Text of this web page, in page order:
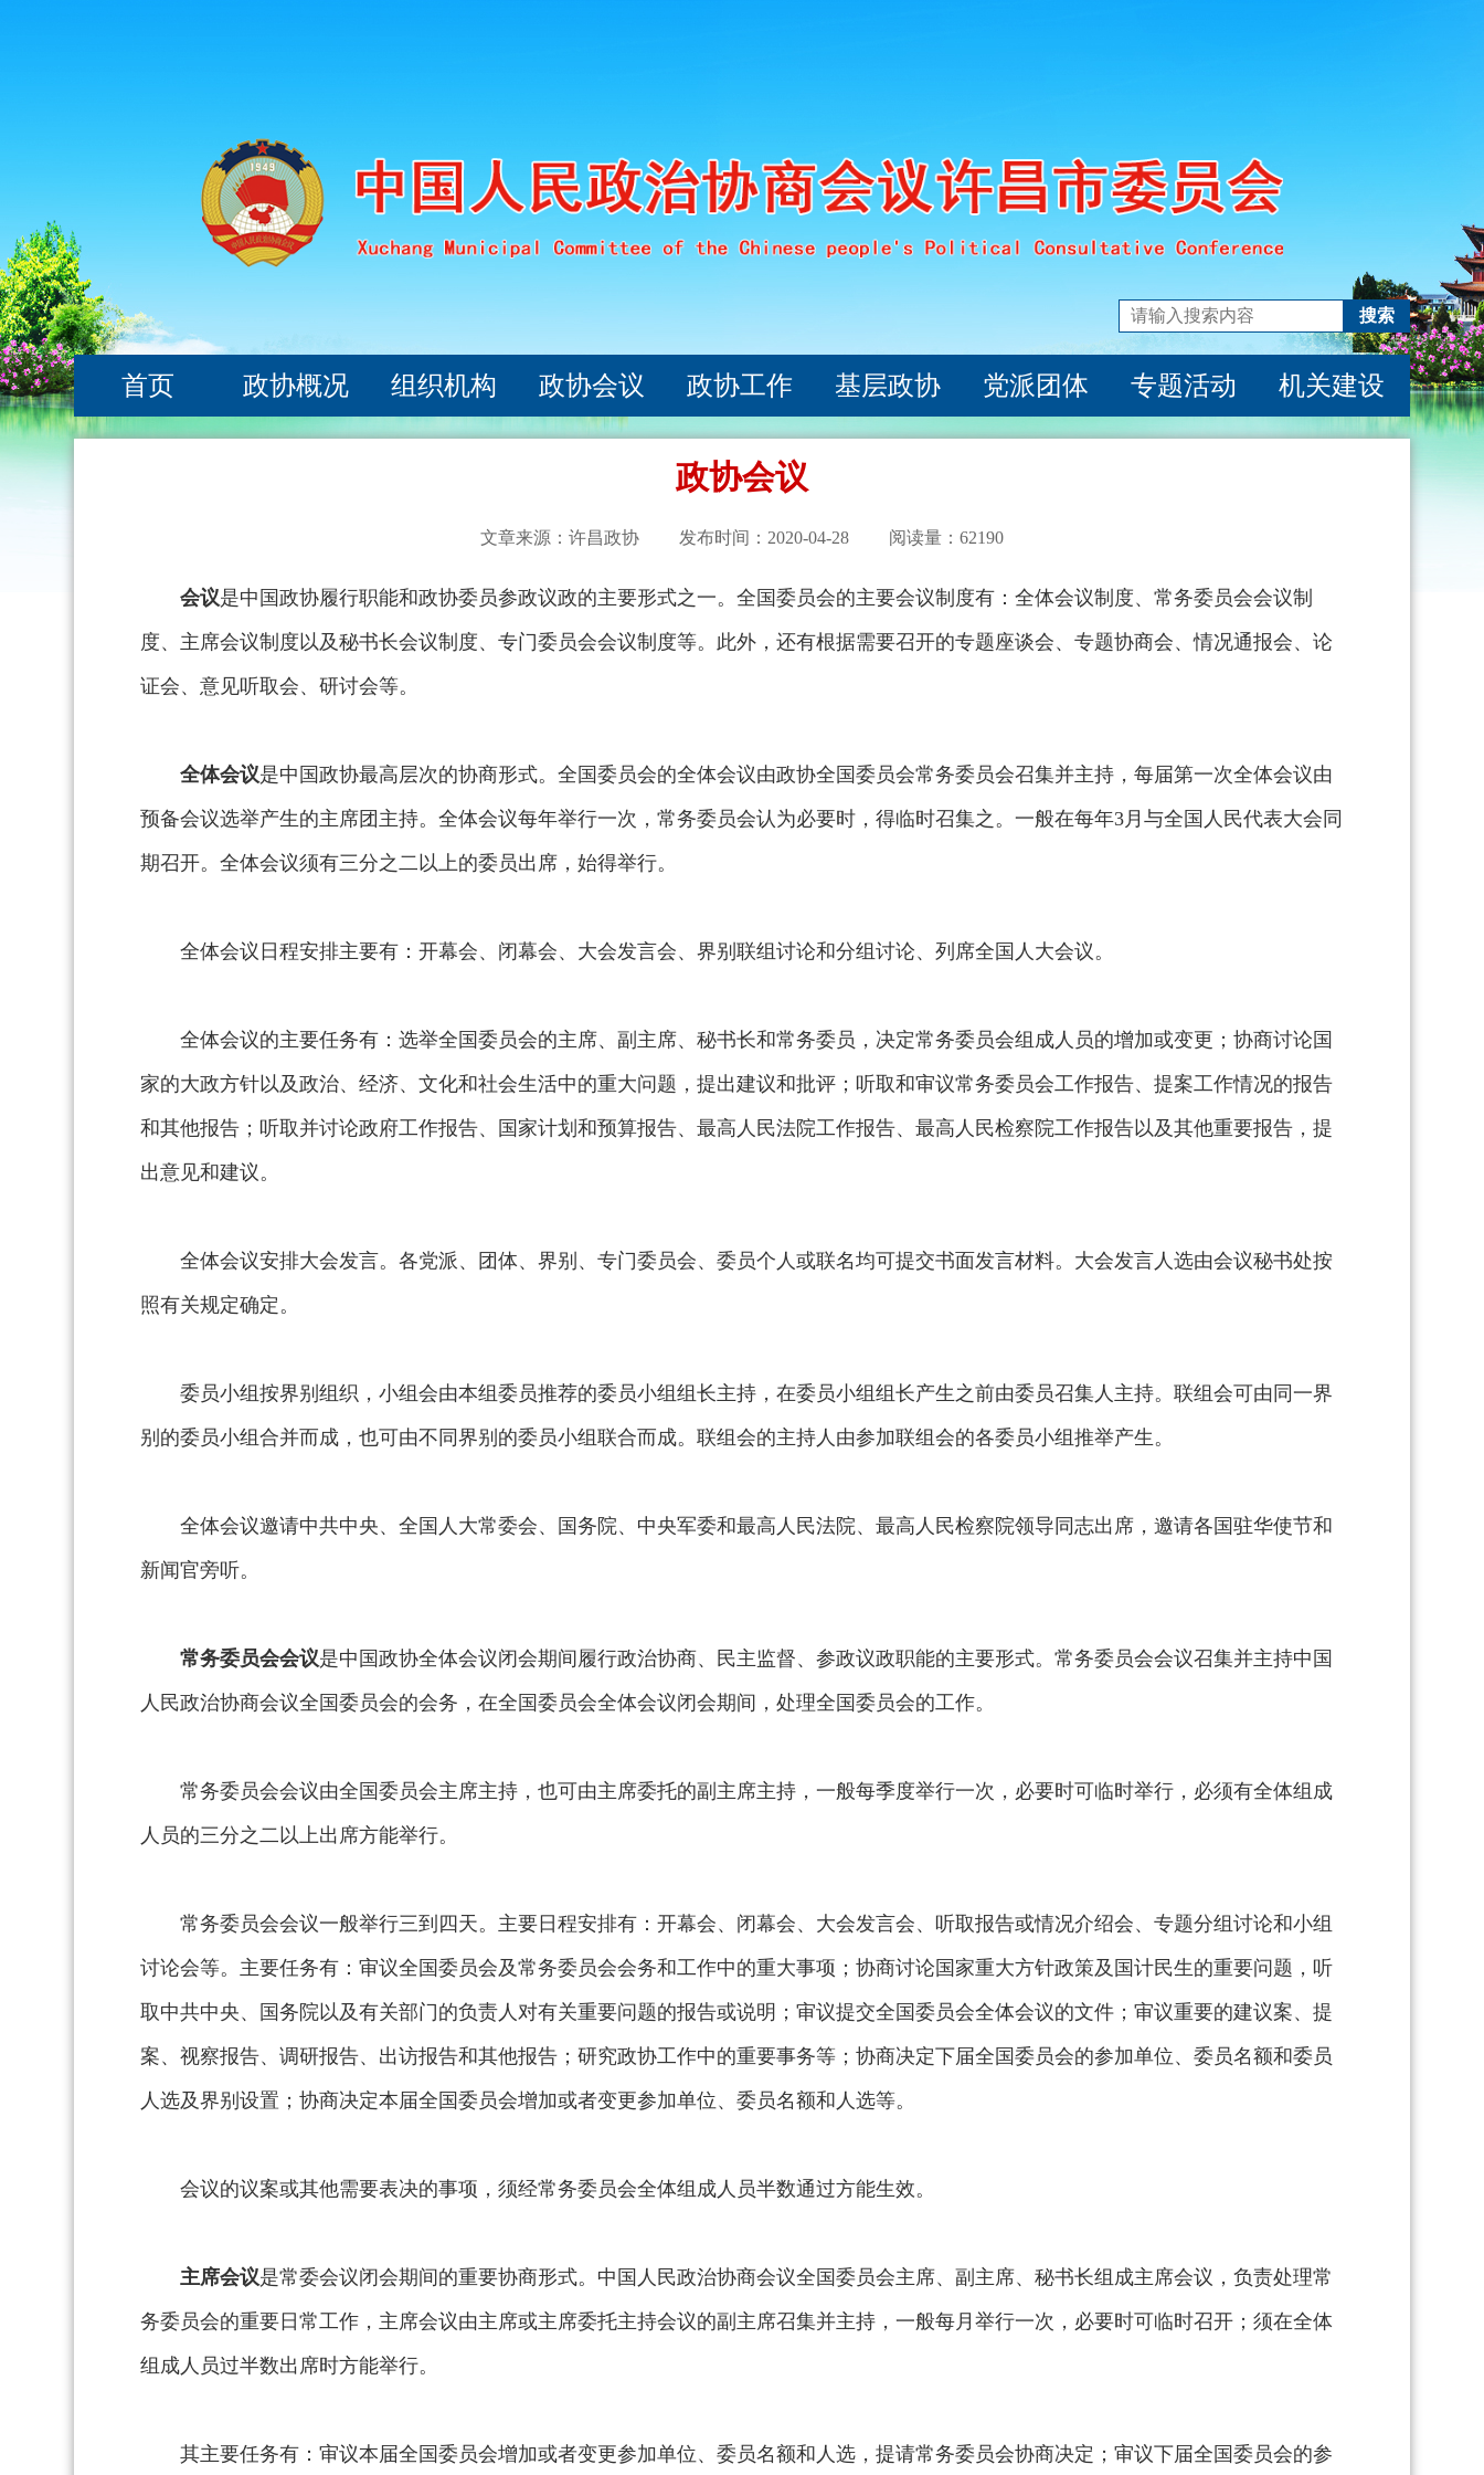
搜索
首页 政协概况 组织机构 政协会议 政协工作 基层政协 党派团体 专题活动 机关建设
政协会议
文章来源：许昌政协 发布时间： 2020-04-28 阅读量：62190
会议是中国政协履行职能和政协委员参政议政的主要形式之一。全国委员会的主要会议制度有：全体会议制度、常务委员会会议制
度、主席会议制度以及秘书长会议制度、专门委员会会议制度等。此外，还有根据需要召开的专题座谈会、专题协商会、情况通报会、论
证会、意见听取会、研讨会等。
全体会议是中国政协最高层次的协商形式。全国委员会的全体会议由政协全国委员会常务委员会召集并主持，每届第一次全体会议由
预备会议选举产生的主席团主持。全体会议每年举行一次，常务委员会认为必要时，得临时召集之。一般在每年3月与全国人民代表大会同
期召开。全体会议须有三分之二以上的委员出席，始得举行。
全体会议日程安排主要有：开幕会、闭幕会、大会发言会、界别联组讨论和分组讨论、列席全国人大会议。
全体会议的主要任务有：选举全国委员会的主席、副主席、秘书长和常务委员，决定常务委员会组成人员的增加或变更；协商讨论国
家的大政方针以及政治、经济、文化和社会生活中的重大问题，提出建议和批评；听取和审议常务委员会工作报告、提案工作情况的报告
和其他报告；听取并讨论政府工作报告、国家计划和预算报告、最高人民法院工作报告、最高人民检察院工作报告以及其他重要报告，提
出意见和建议。
全体会议安排大会发言。各党派、团体、界别、专门委员会、委员个人或联名均可提交书面发言材料。大会发言人选由会议秘书处按
照有关规定确定。
委员小组按界别组织，小组会由本组委员推荐的委员小组组长主持，在委员小组组长产生之前由委员召集人主持。联组会可由同一界
别的委员小组合并而成，也可由不同界别的委员小组联合而成。联组会的主持人由参加联组会的各委员小组推举产生。
全体会议邀请中共中央、全国人大常委会、国务院、中央军委和最高人民法院、最高人民检察院领导同志出席，邀请各国驻华使节和
新闻官旁听。
常务委员会会议是中国政协全体会议闭会期间履行政治协商、民主监督、参政议政职能的主要形式。常务委员会会议召集并主持中国
人民政治协商会议全国委员会的会务，在全国委员会全体会议闭会期间，处理全国委员会的工作。
常务委员会会议由全国委员会主席主持，也可由主席委托的副主席主持，一般每季度举行一次，必要时可临时举行，必须有全体组成
人员的三分之二以上出席方能举行。
常务委员会会议一般举行三到四天。主要日程安排有：开幕会、闭幕会、大会发言会、听取报告或情况介绍会、专题分组讨论和小组
讨论会等。主要任务有：审议全国委员会及常务委员会会务和工作中的重大事项；协商讨论国家重大方针政策及国计民生的重要问题，听
取中共中央、国务院以及有关部门的负责人对有关重要问题的报告或说明；审议提交全国委员会全体会议的文件；审议重要的建议案、提
案、视察报告、调研报告、出访报告和其他报告；研究政协工作中的重要事务等；协商决定下届全国委员会的参加单位、委员名额和委员
人选及界别设置；协商决定本届全国委员会增加或者变更参加单位、委员名额和人选等。
会议的议案或其他需要表决的事项，须经常务委员会全体组成人员半数通过方能生效。
主席会议是常委会议闭会期间的重要协商形式。中国人民政治协商会议全国委员会主席、副主席、秘书长组成主席会议，负责处理常
务委员会的重要日常工作，主席会议由主席或主席委托主持会议的副主席召集并主持，一般每月举行一次，必要时可临时召开；须在全体
组成人员过半数出席时方能举行。
其主要任务有：审议本届全国委员会增加或者变更参加单位、委员名额和人选，提请常务委员会协商决定；审议下届全国委员会的参